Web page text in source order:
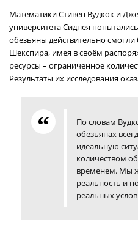
Математики Стивен Вудкок и
университета Сиднея
обезьяны действительно
Шекспира, имея в своём
ресурсы – ограниченное
Результаты их исследования
По словам
обезьянах
идеальную
количеством
временем. Мы
реальность и
реальных